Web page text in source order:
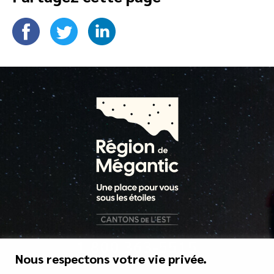
1 800 363-5515
tourisme@mrcgranit.qc.ca
Nous respectons votre vie privée.